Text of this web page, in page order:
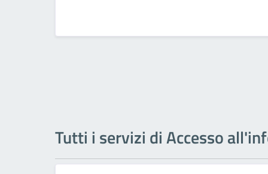
Tutti i servizi di Accesso